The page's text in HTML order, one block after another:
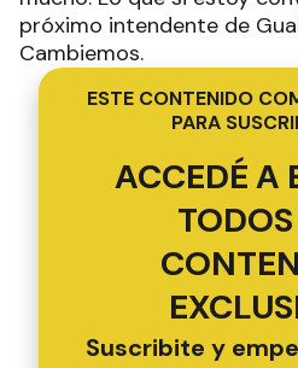
próximo intendente de
Cambiemos.
ESTE CONTENIDO
PARA
ACCEDÉ A
Suscribite y